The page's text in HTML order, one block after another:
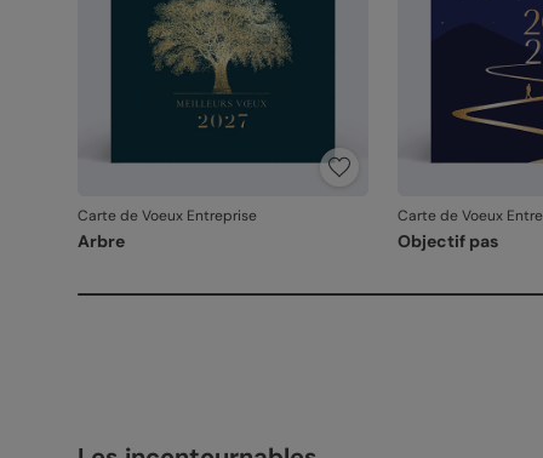
Carte de Voeux Entreprise
Arbre
Carte de Voeux
Objectif pas